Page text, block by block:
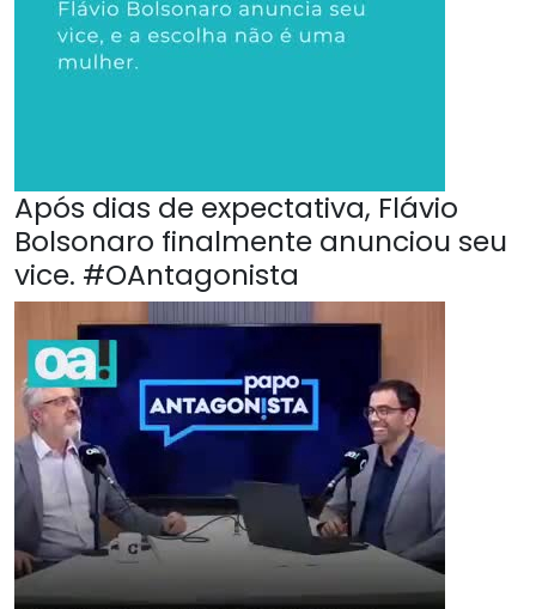
Após dias de expectativa, Flávio
Bolsonaro finalmente anunciou seu
vice. #OAntagonista